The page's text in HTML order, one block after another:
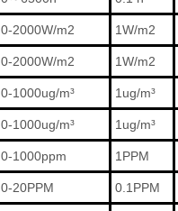
0-2000W/m2 1W/m2
0-2000W/m2 1W/m2
0-1000ug/m³ 1ug/m³
0-1000ug/m³ 1ug/m³
0-1000ppm 1PPM
0-20PPM 0.1PPM